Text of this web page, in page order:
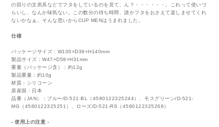
の回りの文房具などでフタをしているのを見て、ん？・・・・・・。これって使いづ
らいし、なんか味気ない。この数分の待ち時間、誰かフタをおさえて楽しませてくれ
ないかなぁ。そんな思いからCUP MENはうまれました。
仕様
パッケージサイズ：W100×D38×H140mm
製品サイズ：W47×D58×H31mm
重量（パッケージ含）：約12g
製品重量：約10g
材質：シリコーン
原産国：日本
品番（JAN）：ブルー/D-521-BL（4580122325244）、モスグリーン/D-521-
MG（4580122325251）、ローズ/D-521-RS（4580122325268）
- 使用上の注意 -